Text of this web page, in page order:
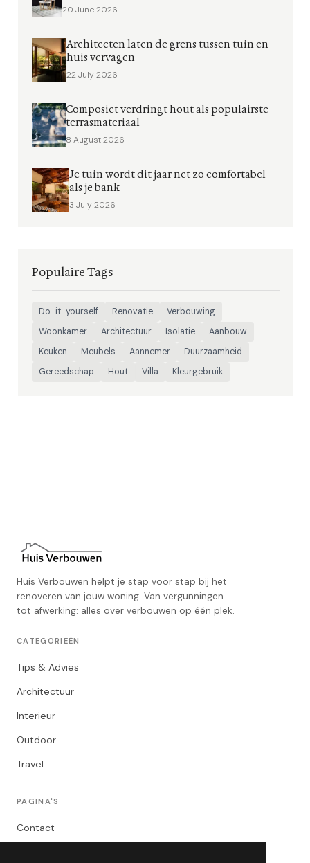
20 June 2026
Architecten laten de grens tussen tuin en
huis vervagen
22 July 2026
Composiet verdringt hout als populairste
terrasmateriaal
8 August 2026
Je tuin wordt dit jaar net zo comfortabel
als je bank
3 July 2026
Populaire Tags
Do-it-yourself Renovatie
Verbouwing
Woonkamer
Architectuur Isolatie
Aanbouw
Keuken
Meubels Aannemer
Duurzaamheid
Gereedschap
Hout Villa Kleurgebruik
Huis Verbouwen helpt je stap voor stap bij het
renoveren van jouw woning. Van vergunningen
tot afwerking: alles over verbouwen op één plek.
CATEGORIEËN
Tips & Advies
Architectuur
Interieur
Outdoor
Travel
PAGINA'S
Contact